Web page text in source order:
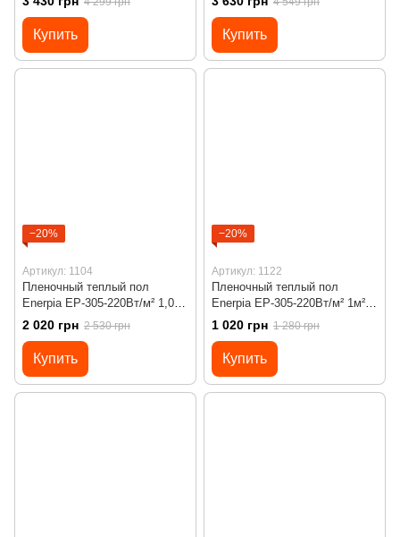
сенсорным программируемым
терморегулятором Х55
черным
Купить
программируемым
терморегулятором Х65 Wi-Fi
Купить
−20%
Артикул: 1104
Пленочный теплый пол
Enerpia EP-305-220Вт/м² 1,0м²
(0.5м х 2м)/ 220Вт под
ламинат c программируемым
терморегулятором Х45
2 020 грн 2 530 грн
Купить
−20%
Артикул: 1122
Пленочный теплый пол
Enerpia EP-305-220Вт/м² 1м²
(0.5м х 2м)/ 220Вт под
ламинат с механическим
терморегулятором RTC 70
1 020 грн 1 280 грн
Купить